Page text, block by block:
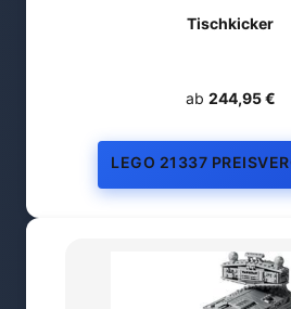
Tischkicker
ab 244,95 €
LEGO 21337